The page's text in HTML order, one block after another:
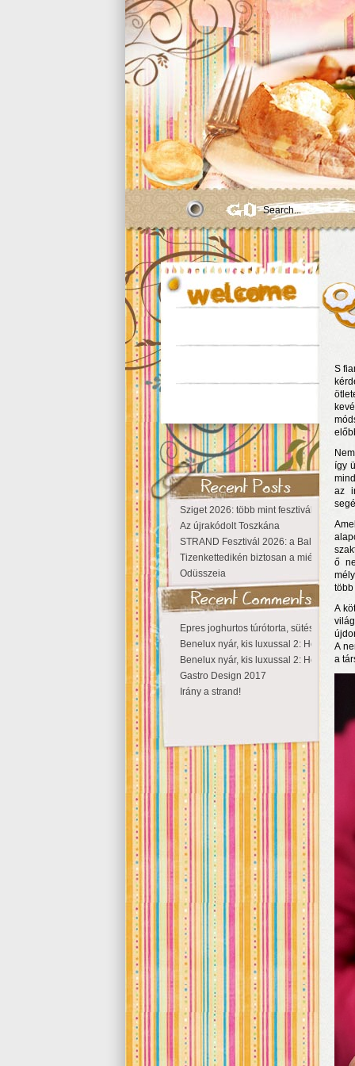
Sziget 2026: több mint fesztivál, egy
Az újrakódolt Toszkána
STRAND Fesztivál 2026: a Balaton
Tizenkettedikén biztosan a miénk a
Odüsszeia
Epres joghurtos túrótorta, sütés nélkül
Benelux nyár, kis luxussal 2: Hollandia
Benelux nyár, kis luxussal 2: Hollandia
Gastro Design 2017
Irány a strand!
S
így
az
ő
A
A
a